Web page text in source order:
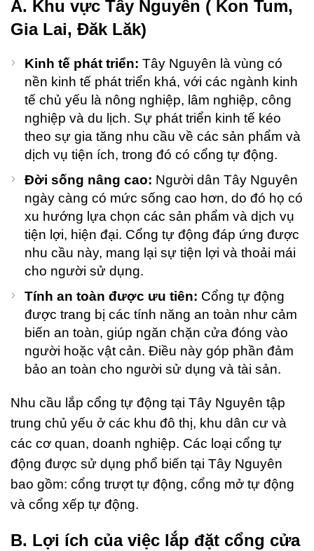
A. Khu vực Tây Nguyên ( Kon Tum,
Gia Lai, Đăk Lăk)
Kinh tế phát triển: Tây Nguyên là vùng có
nền kinh tế phát triển khá, với các ngành kinh
tế chủ yếu là nông nghiệp, lâm nghiệp, công
nghiệp và du lịch. Sự phát triển kinh tế kéo
theo sự gia tăng nhu cầu về các sản phẩm và
dịch vụ tiện ích, trong đó có cổng tự động.
Đời sống nâng cao: Người dân Tây Nguyên
ngày càng có mức sống cao hơn, do đó họ có
xu hướng lựa chọn các sản phẩm và dịch vụ
tiện lợi, hiện đại. Cổng tự động đáp ứng được
nhu cầu này, mang lại sự tiện lợi và thoải mái
cho người sử dụng.
Tính an toàn được ưu tiên: Cổng tự động
được trang bị các tính năng an toàn như cảm
biến an toàn, giúp ngăn chặn cửa đóng vào
người hoặc vật cản. Điều này góp phần đảm
bảo an toàn cho người sử dụng và tài sản.
Nhu cầu lắp cổng tự động tại Tây Nguyên tập
trung chủ yếu ở các khu đô thị, khu dân cư và
các cơ quan, doanh nghiệp. Các loại cổng tự
động được sử dụng phổ biến tại Tây Nguyên
bao gồm: cổng trượt tự động, cổng mở tự động
và cổng xếp tự động.
B. Lợi ích của việc lắp đặt cổng cửa
Inox
Cấp